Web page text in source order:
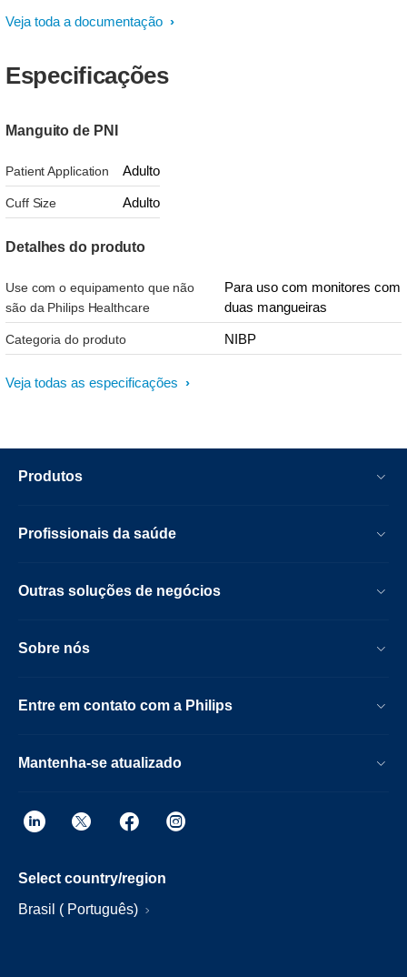
Veja toda a documentação
Especificações
Manguito de PNI
Patient Application Adulto
Cuff Size Adulto
Detalhes do produto
Use com o equipamento que não
são da Philips Healthcare
Para uso com monitores com
duas mangueiras
Categoria do produto NIBP
Veja todas as especificações
Produtos
Profissionais da saúde
Outras soluções de negócios
Sobre nós
Entre em contato com a Philips
Mantenha-se atualizado
Select country/region
Brasil ( Português)